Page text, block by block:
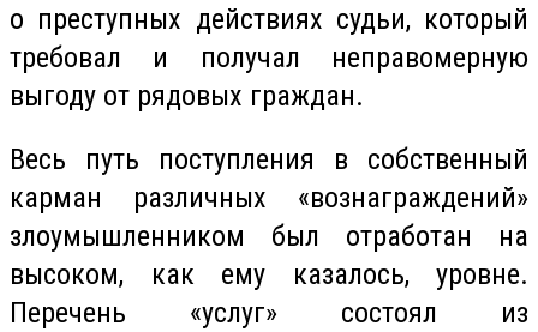
о преступных действиях судьи, который
требовал и получал неправомерную
выгоду от рядовых граждан.
Весь путь поступления в собственный
карман различных «вознаграждений»
злоумышленником был отработан на
высоком, как ему казалось, уровне.
Перечень «услуг» состоял из